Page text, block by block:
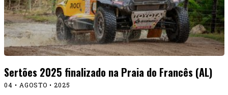
Sertões 2025 finalizado na Praia do Francês (AL)
04 • AGOSTO • 2025